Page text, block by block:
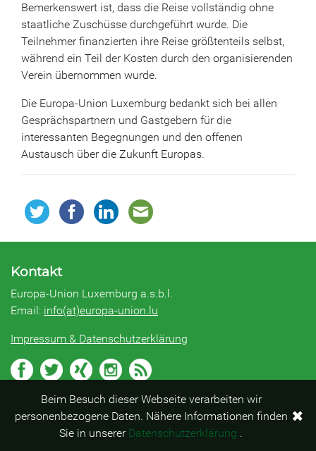
Bemerkenswert ist, dass die Reise vollständig ohne
staatliche Zuschüsse durchgeführt wurde. Die
Teilnehmer finanzierten ihre Reise größtenteils selbst,
während ein Teil der Kosten durch den organisierenden
Verein übernommen wurde.
Die Europa-Union Luxemburg bedankt sich bei allen
Gesprächspartnern und Gastgebern für die
interessanten Begegnungen und den offenen
Austausch über die Zukunft Europas.
Kontakt
Europa-Union Luxemburg a.s.b.l.
Email: info(at)europa-union.lu
Impressum & Datenschutzerklärung
Beim Besuch dieser Webseite verarbeiten wir
personenbezogene Daten. Nähere Informationen finden
Sie in unserer Datenschutzerklärung .
✖